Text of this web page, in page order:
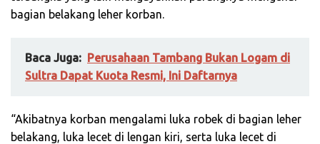
bagian belakang leher korban.
Baca Juga: Perusahaan Tambang Bukan Logam di
Sultra Dapat Kuota Resmi, Ini Daftarnya
“Akibatnya korban mengalami luka robek di bagian leher
belakang, luka lecet di lengan kiri, serta luka lecet di